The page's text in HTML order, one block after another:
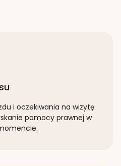
i oczekiwania na wizytę
pomocy prawnej w